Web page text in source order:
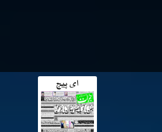
ای پیج